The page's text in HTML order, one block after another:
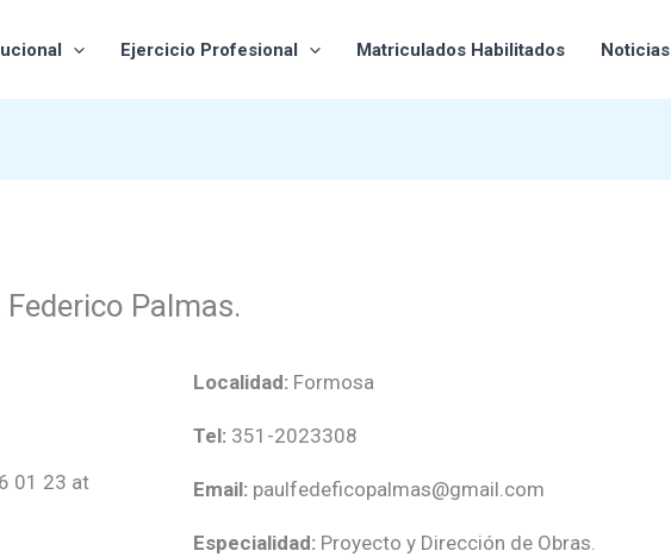
Ejercicio Profesional Matriculados Habilitados Noticias
Palmas.
Localidad:Formosa
Tel:351-2023308
Email:paulfedeficopalmas@gmail.com
Especialidad:Proyecto y Dirección de Obras.